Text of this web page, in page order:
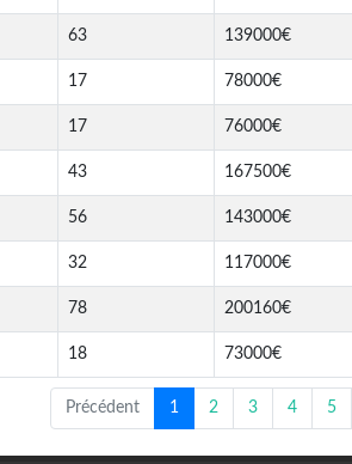
63 139000€
17 78000€
17 76000€
43 167500€
56 143000€
32 117000€
78 200160€
18 73000€
Précédent 1 2 3 4 5